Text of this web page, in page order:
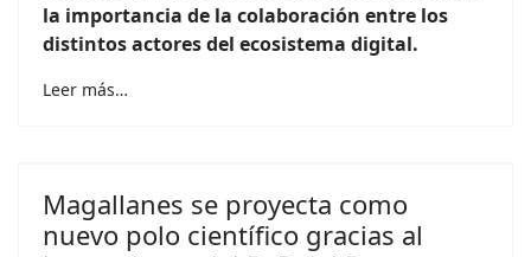
la importancia de la colaboración entre los
distintos actores del ecosistema digital.
Leer más…
Magallanes se proyecta como
nuevo polo científico gracias al